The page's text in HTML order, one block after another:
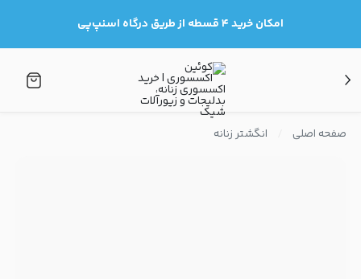
امکان خرید ۴ قسطه از طریق درگاه اسنپ‌پی
صفحه اصلی انگشتر زنانه